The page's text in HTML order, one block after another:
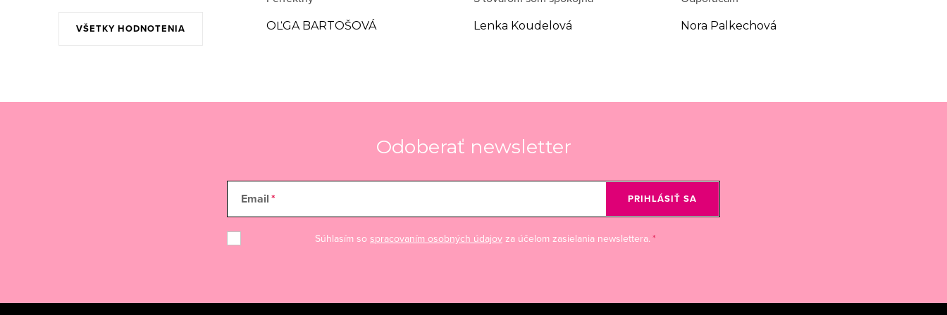
VŠETKY HODNOTENIA OĽGA BARTOŠOVÁ Lenka Koudelová Nora Palkechová
Odoberať newsletter
Email
Súhlasím so spracovaním osobných údajov za účelom zasielania newslettera.
PRIHLÁSIŤ SA